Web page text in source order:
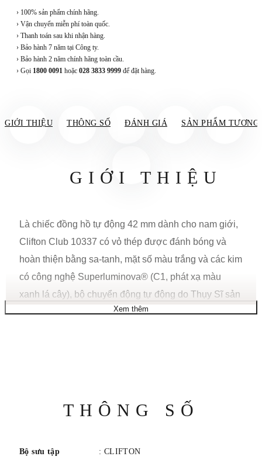
› 100% sản phẩm chính hãng.
› Vận chuyển miễn phí toàn quốc.
› Thanh toán sau khi nhận hàng.
› Bảo hành 7 năm tại Công ty.
› Bảo hành 2 năm chính hãng toàn cầu.
› Gọi 1800 0091 hoặc 028 3833 9999 để đặt hàng.
GIỚI THIỆU THÔNG SỐ ĐÁNH GIÁ SẢN PHẨM TƯƠNG
GIỚI THIỆU
Là chiếc đồng hồ tự động 42 mm dành cho nam giới,
Clifton Club 10337 có vỏ thép được đánh bóng và
hoàn thiện bằng sa-tanh, mặt số màu trắng và các kim
có công nghệ Superluminova® (C1, phát xạ màu
xanh lá cây), bộ chuyển động tự động do Thụy Sĩ sản
xuất (SW200) và được giao trên dây đeo bằng da bê
Chức năng: Ngày
Xem thêm
THÔNG SỐ
Bộ sưu tập : CLIFTON